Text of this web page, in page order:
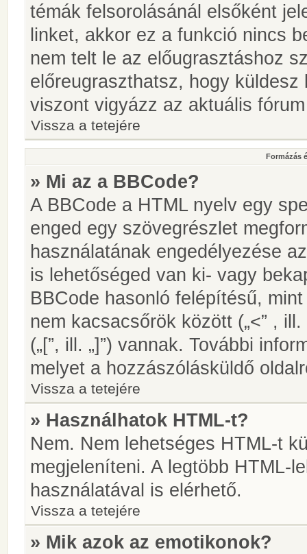
témák felsorolásánál elsőként
linket, akkor ez a funkció nincs
nem telt le az előugrasztáshoz
előreugraszthatsz, hogy
viszont vigyázz az aktuális
Vissza a tetejére
Formázás
» Mi az a BBCode?
A BBCode a HTML nyelv egy
enged egy szövegrészlet
használatának engedélyezése
is lehetőséged van ki- vagy
BBCode hasonló felépítésű,
nem kacsacsőrök között („<” ,
(„[”, ill. „]”) vannak. További
melyet a hozzászólásküldő
Vissza a tetejére
» Használhatok HTML-t?
Nem. Nem lehetséges HTML-t
megjeleníteni. A legtöbb HTML-
használatával is elérhető.
Vissza a tetejére
» Mik azok az emotikonok?